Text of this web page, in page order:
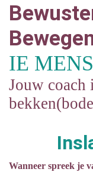
IE
Jouw coach
Wanneer spreek je